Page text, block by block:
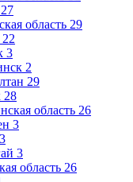
27
область 29
22
3
2
29
28
область 26
3
3
3
область 26